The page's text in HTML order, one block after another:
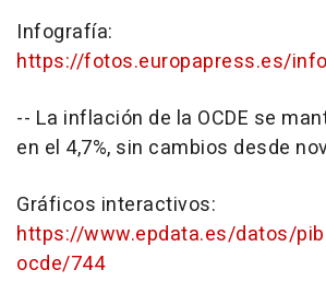
Infografía:
https://fotos.europapress.es/
-- La inflación de la OCDE se
en el 4,7%, sin cambios desde
Gráficos interactivos:
https://www.epdata.es/datos/
ocde/744